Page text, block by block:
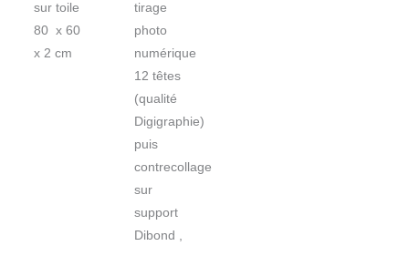
sur toile
80 x 60
x 2 cm
tirage
photo
numérique
12 têtes
(qualité
Digigraphie)
puis
contrecollage
sur
support
Dibond ,